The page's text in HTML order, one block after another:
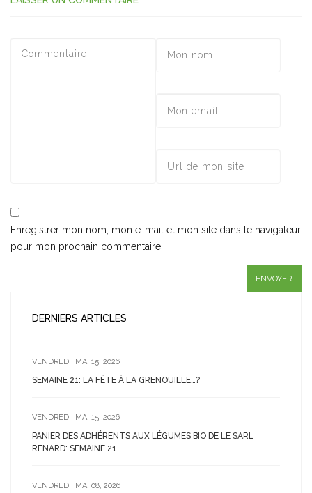
Enregistrer mon nom, mon e-mail et mon site dans le navigateur
pour mon prochain commentaire.
DERNIERS ARTICLES
VENDREDI, MAI 15, 2026
SEMAINE 21: LA FÊTE À LA GRENOUILLE…?
VENDREDI, MAI 15, 2026
PANIER DES ADHÉRENTS AUX LÉGUMES BIO DE LE SARL
RENARD: SEMAINE 21
VENDREDI, MAI 08, 2026